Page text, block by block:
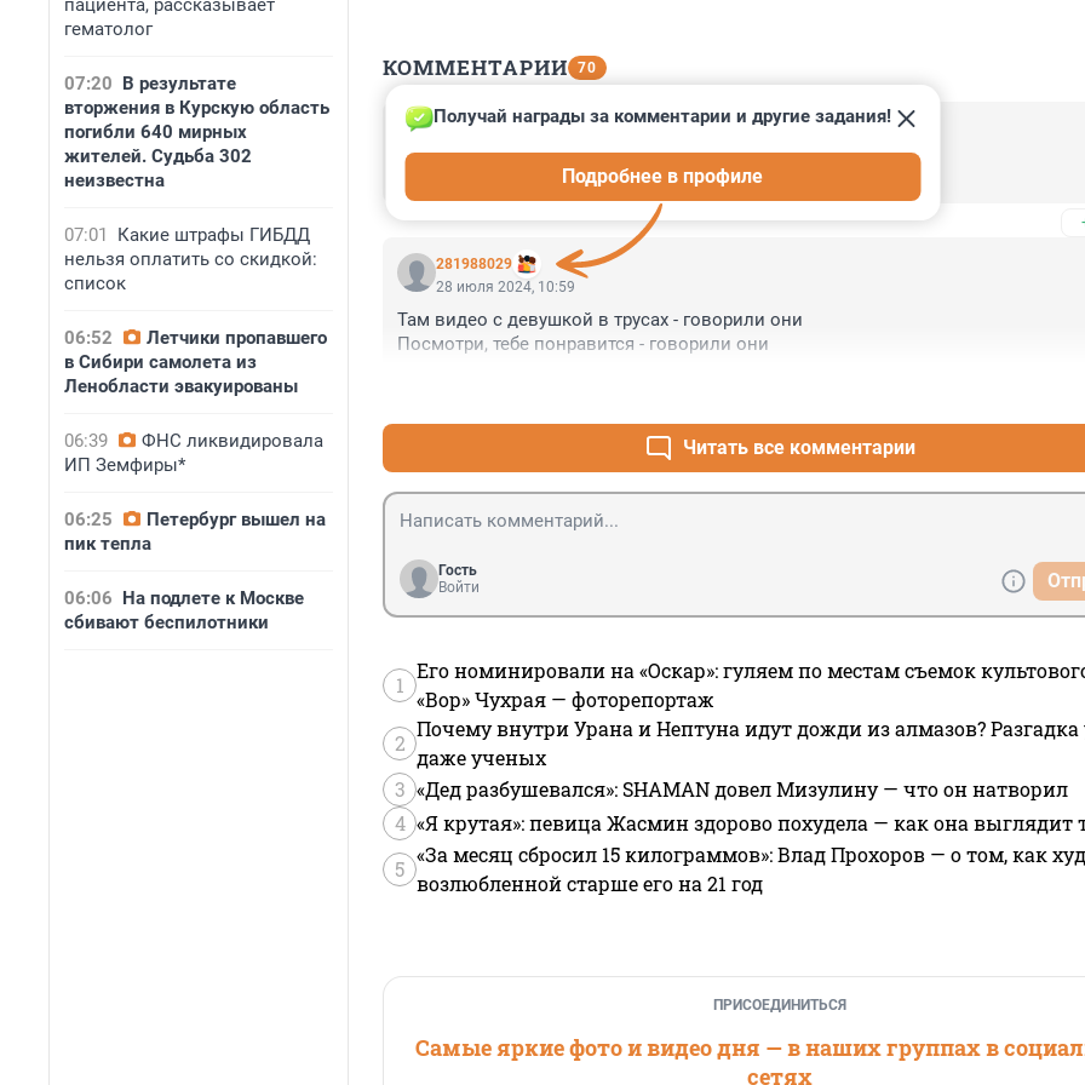
пациента, рассказывает
гематолог
07:20 В результате
вторжения в Курскую область
погибли 640 мирных
жителей. Судьба 302
неизвестна
07:01
Какие штрафы ГИБДД
нельзя оплатить со скидкой:
список
06:52
Летчики пропавшего
в Сибири самолета из
Ленобласти эвакуированы
06:39
ФНС ликвидировала
ИП Земфиры*
06:25
Петербург вышел на
пик тепла
06:06 На подлете к Москве
сбивают беспилотники
КОММЕНТАРИИ 70
Гость
Просто женщине очень хотелось мужика
281988029
Получай награды за комментарии и другие задания!
Подробнее в профиле
28 июля 2024, 10:59
Там видео с девушкой в трусах - говорили они
Посмотри, тебе понравится - говорили они
Читать все комментарии
Гость
Войти
1
Его номинировали на «Оскар»: гуляем по местам съемок
«Вор» Чухрая — фоторепортаж
2
Почему внутри Урана и Нептуна идут дожди из алмазов?
даже ученых
3 «Дед разбушевался»: SHAMAN довел Мизулину — что он натворил
4 «Я крутая»: певица Жасмин здорово похудела — как она выглядит
5
«За месяц сбросил 15 килограммов»: Влад Прохоров — о том, как
возлюбленной старше его на 21 год
ПРИСОЕДИНИТЬСЯ
Самые яркие фото и видео дня — в наших группах в
сетях